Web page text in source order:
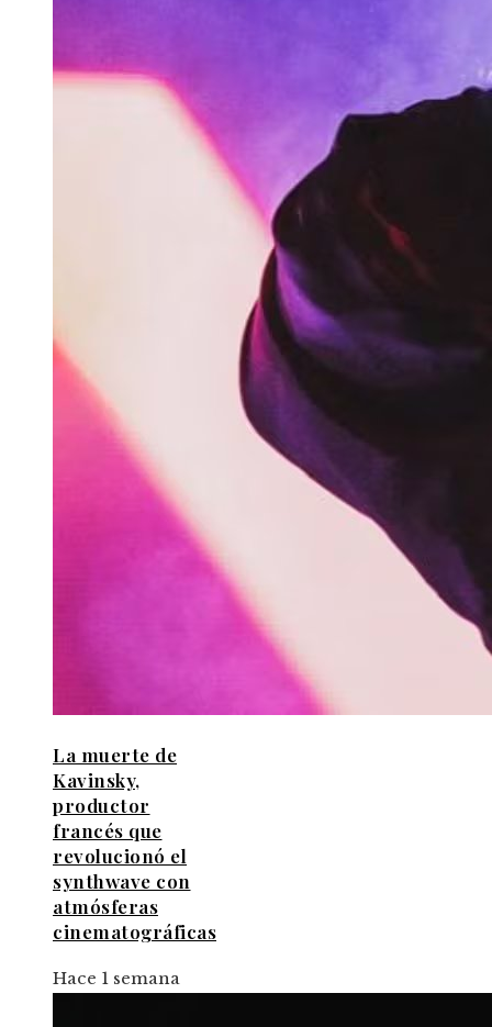
La muerte de
Kavinsky,
productor
francés que
revolucionó el
synthwave con
atmósferas
cinematográficas
Hace 1 semana